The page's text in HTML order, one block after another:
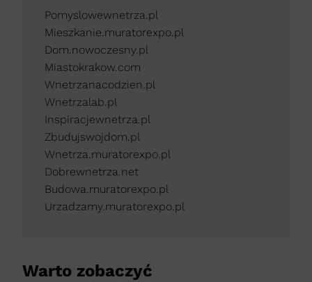
Pomyslowewnetrza.pl
Mieszkanie.muratorexpo.pl
Dom.nowoczesny.pl
Miastokrakow.com
Wnetrzanacodzien.pl
Wnetrzalab.pl
Inspiracjewnetrza.pl
Zbudujswojdom.pl
Wnetrza.muratorexpo.pl
Dobrewnetrza.net
Budowa.muratorexpo.pl
Urzadzamy.muratorexpo.pl
Warto zobaczyć